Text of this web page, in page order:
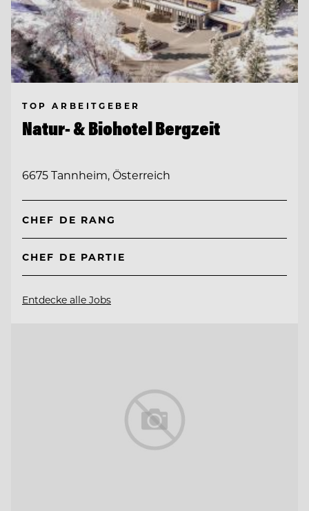
TOP ARBEITGEBER
Natur- & Biohotel Bergzeit
6675 Tannheim, Österreich
CHEF DE RANG
CHEF DE PARTIE
Entdecke alle Jobs